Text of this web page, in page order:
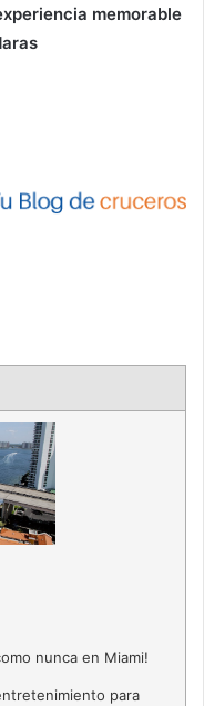
memorable
nunca en Miami!
para